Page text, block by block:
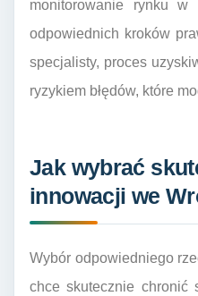
monitorowanie rynku w
odpowiednich kroków
specjalisty, proces
ryzykiem błędów, które
Jak wybrać
innowacji we
Wybór odpowiedniego
chce skutecznie chronić